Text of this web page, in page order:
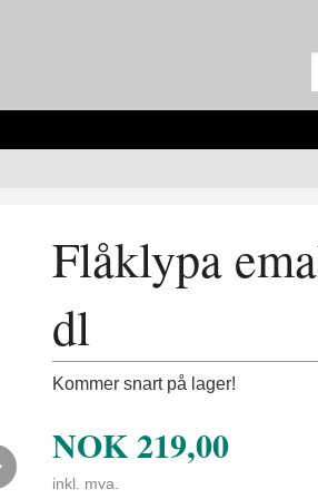
Next
Flåklypa
dl
Kommer snart på lager!
NOK219,00
inkl. mva.